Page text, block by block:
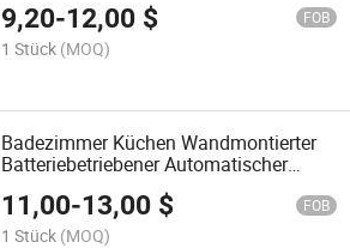
Lufterfrischer, Parfümduft-Spray,
Aerosolspender
9,20-12,00 $ FOB
1 Stück (MOQ)
Badezimmer Küchen Wandmontierter
Batteriebetriebener Automatischer
Sensor Flüssigseifenspender
11,00-13,00 $ FOB
1 Stück (MOQ)